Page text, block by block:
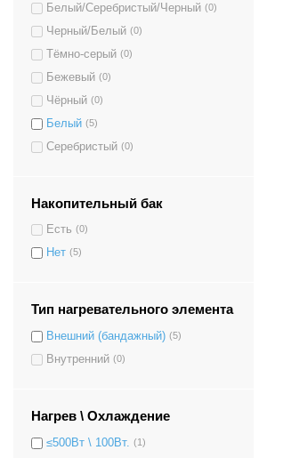
Белый/Серебристый/Черный (0)
Черный/Белый (0)
Тёмно-серый (0)
Бежевый (0)
Чёрный (0)
Белый (5)
Серебристый (0)
Накопительный бак
Есть (0)
Нет (5)
Тип нагревательного элемента
Внешний (бандажный) (5)
Внутренний (0)
Нагрев \ Охлаждение
≤500Вт \ 100Вт. (1)